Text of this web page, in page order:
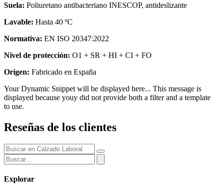
Suela: Poliuretano antibacteriano INESCOP, antideslizante
Lavable: Hasta 40 ºC
Normativa: EN ISO 20347:2022
Nivel de protección: O1 + SR + HI + CI + FO
Origen: Fabricado en España
Your Dynamic Snippet will be displayed here... This message is
displayed because youy did not provide both a filter and a template
to use.
Reseñas de los clientes
Explorar